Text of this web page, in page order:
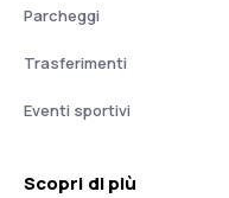
Parcheggi
Trasferimenti
Eventi sportivi
Scopri di più